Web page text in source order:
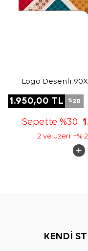
Logo Desenli
1.950,00 TL %20
Sepette %30
2 ve üzeri +%
KENDİ